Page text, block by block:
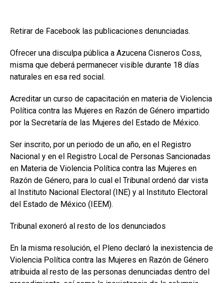
Retirar de Facebook las publicaciones denunciadas.
Ofrecer una disculpa pública a Azucena Cisneros Coss,
misma que deberá permanecer visible durante 18 días
naturales en esa red social.
Acreditar un curso de capacitación en materia de Violencia
Política contra las Mujeres en Razón de Género impartido
por la Secretaría de las Mujeres del Estado de México.
Ser inscrito, por un periodo de un año, en el Registro
Nacional y en el Registro Local de Personas Sancionadas
en Materia de Violencia Política contra las Mujeres en
Razón de Género, para lo cual el Tribunal ordenó dar vista
al Instituto Nacional Electoral (INE) y al Instituto Electoral
del Estado de México (IEEM).
Tribunal exoneró al resto de los denunciados
En la misma resolución, el Pleno declaró la inexistencia de
Violencia Política contra las Mujeres en Razón de Género
atribuida al resto de las personas denunciadas dentro del